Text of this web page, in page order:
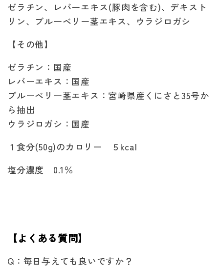
ゼラチン、レバーエキス(豚肉を含む)、デキスト
リン、ブルーベリー茎エキス、ウラジロガシ
【その他】
ゼラチン：国産
レバーエキス：国産
ブルーベリー茎エキス：宮崎県産くにさと35号か
ら抽出
ウラジロガシ：国産
１食分(50g)のカロリー ５kcal
塩分濃度 0.1％
【よくある質問】
Q： 毎日与えても良いですか？